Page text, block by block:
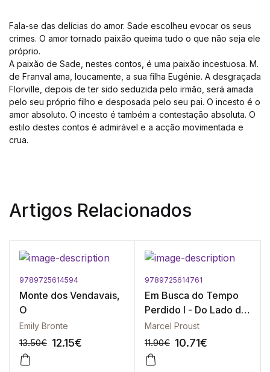
Fala-se das delícias do amor. Sade escolheu evocar os seus
crimes. O amor tornado paixão queima tudo o que não seja ele
próprio.
A paixão de Sade, nestes contos, é uma paixão incestuosa. M.
de Franval ama, loucamente, a sua filha Eugénie. A desgraçada
Florville, depois de ter sido seduzida pelo irmão, será amada
pelo seu próprio filho e desposada pelo seu pai. O incesto é o
amor absoluto. O incesto é também a contestação absoluta. O
estilo destes contos é admirável e a acção movimentada e
crua.
Artigos Relacionados
9789725614594
Monte dos Vendavais,
O
Emily Bronte
13.50€ 12.15€
9789725614761
Em Busca do Tempo
Perdido I - Do Lado de
Swan
Marcel Proust
11.90€ 10.71€